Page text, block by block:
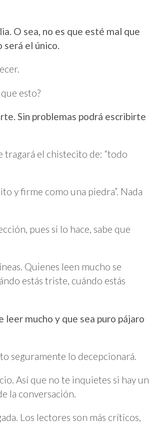
O sea, no es que esté mal que
el único.
esto?
Sin problemas podrá escribirte
tragará el chistecito de: “todo
y firme como una piedra”. Nada
pues si lo hace, sabe que
Quienes leen mucho se
estás triste, cuándo estás
mucho y que sea puro pájaro
seguramente lo decepcionará.
Así que no te inquietes si hay un
la conversación.
Los lectores son más críticos,